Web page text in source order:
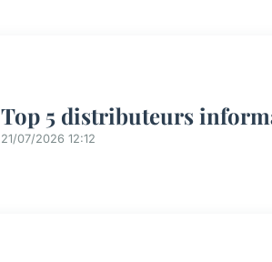
Top 5 distributeurs
21/07/2026 12:12